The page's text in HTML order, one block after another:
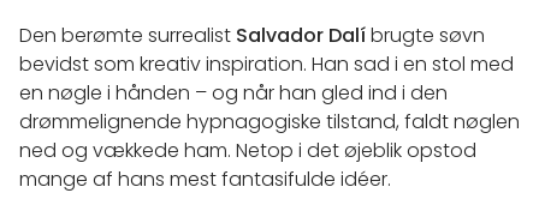
Den berømte surrealist Salvador Dalíbrugte søvn
bevidst som kreativ inspiration. Han sad i en stol med
en nøgle i hånden – og når han gled ind i den
drømmelignende hypnagogiske tilstand, faldt nøglen
ned og vækkede ham. Netop i det øjeblik opstod
mange af hans mest fantasifulde idéer.